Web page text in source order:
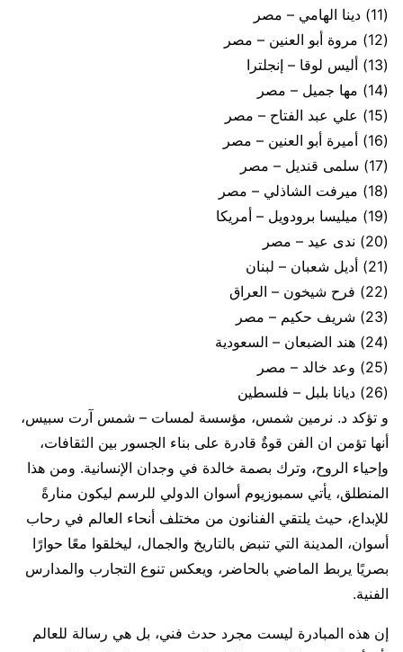
(11) دينا الهامي – مصر
(12) مروة أبو العنين – مصر
(13) أليس لوقا – إنجلترا
(14) مها جميل – مصر
(15) علي عبد الفتاح – مصر
(16) أميرة أبو العنين – مصر
(17) سلمى قنديل – مصر
(18) ميرفت الشاذلي – مصر
(19) ميليسا برودويل – أمريكا
(20) ندى عيد – مصر
(21) أديل شعبان – لبنان
(22) فرح شيخون – العراق
(23) شريف حكيم – مصر
(24) هند الضبعان – السعودية
(25) وعد خالد – مصر
(26) ديانا بلبل – فلسطين
و تؤكد د. نرمين شمس، مؤسسة لمسات – شمس آرت سبيس،
أنها تؤمن ان الفن قوةٌ قادرة على بناء الجسور بين الثقافات،
وإحياء الروح، وترك بصمة خالدة في وجدان الإنسانية. ومن هذا
المنطلق، يأتي سمبوزيوم أسوان الدولي للرسم ليكون منارةً
للإبداع، حيث يلتقي الفنانون من مختلف أنحاء العالم في رحاب
أسوان، المدينة التي تنبض بالتاريخ والجمال، ليخلقوا معًا حوارًا
بصريًا يربط الماضي بالحاضر، ويعكس تنوع التجارب والمدارس
الفنية.
إن هذه المبادرة ليست مجرد حدث فني، بل هي رسالة للعالم